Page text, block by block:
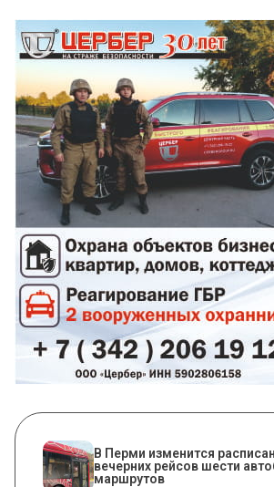
​В Перми изменится
вечерних рейсов шести
маршрутов